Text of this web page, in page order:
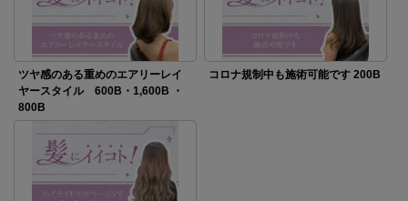
ツヤ感のある重めのエアリーレイ
ヤースタイル 600B・1,600B ・
800B
コロナ規制中も施術可能です 200B